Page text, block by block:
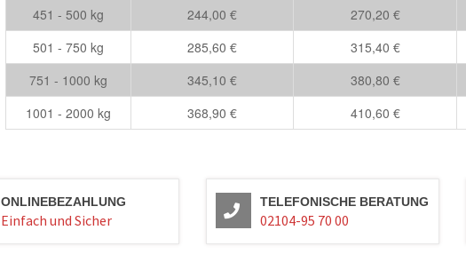
451 - 500 kg
244,00 € 270,20 €
501 - 750 kg
285,60 € 315,40 €
751 - 1000 kg
345,10 € 380,80 €
1001 - 2000 kg
368,90 € 410,60 €
ONLINEBEZAHLUNG
Einfach und Sicher
TELEFONISCHE BERATUNG
02104-95 70 00